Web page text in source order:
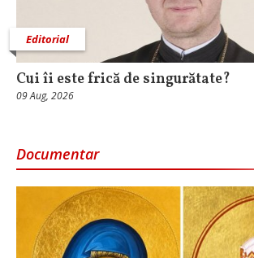
Editorial
Cui îi este frică de singurătate?
09 Aug, 2026
Documentar